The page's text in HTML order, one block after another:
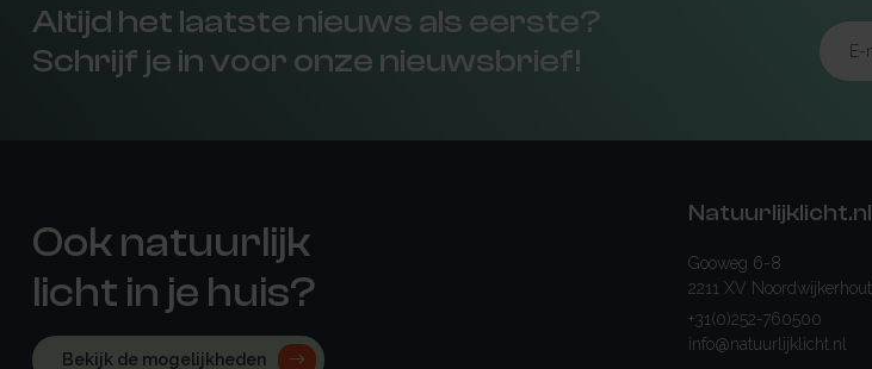
Altijd het laatste nieuws als eerste?
Schrijf je in voor onze nieuwsbrief!
Ook natuurlijk
licht in je huis?
Bekijk de mogelijkheden
Natuurlijklicht.nl
Gooweg 6-8
2211 XV Noordwijkerhout
+31(0)252-760500
info@natuurlijklicht.nl